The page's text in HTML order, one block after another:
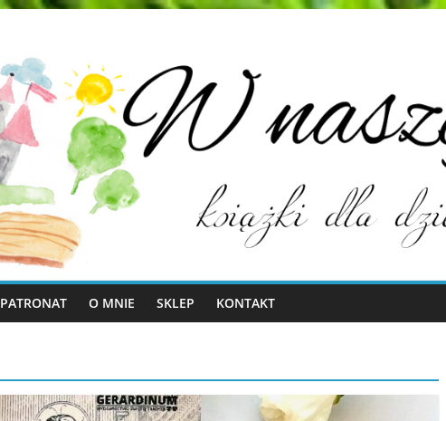
PATRONAT O MNIE SKLEP KONTAKT